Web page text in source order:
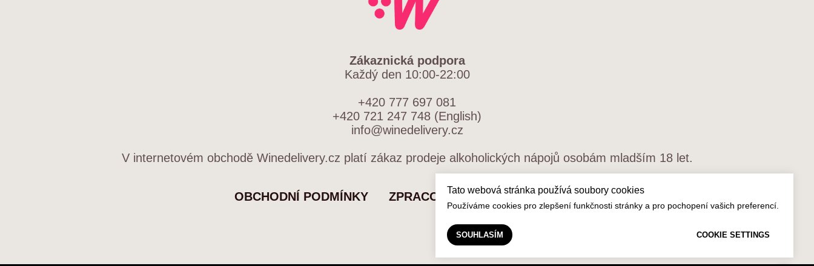
Tato webová stránka používá soubory cookies
Používáme cookies pro zlepšení funkčnosti stránky a pro pochopení vašich preferencí.
SOUHLASÍM COOKIE SETTINGS
Zákaznická podpora
Každý den 10:00-22:00
+420 777 697 081
+420 721 247 748 (English)
info@winedelivery.cz
V internetovém obchodě Winedelivery.cz platí zákaz prodeje alkoholických nápojů osobám mladším 18 let.
OBCHODNÍ PODMÍNKY ZPRACOVÁNÍ OSOBNÍCH ÚDAJŮ